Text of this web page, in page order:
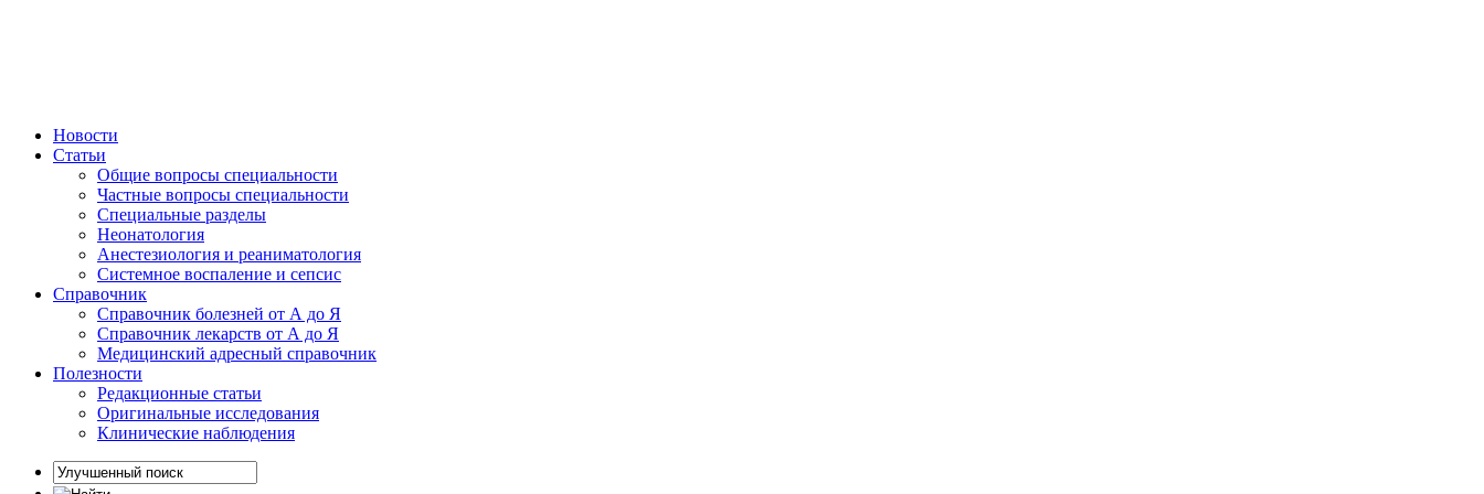
Новости
Статьи
Общие вопросы специальности
Частные вопросы специальности
Специальные разделы
Неонатология
Анестезиология и реаниматология
Системное воспаление и сепсис
Справочник
Справочник болезней от А до Я
Справочник лекарств от А до Я
Медицинский адресный справочник
Полезности
Редакционные статьи
Оригинальные исследования
Клинические наблюдения